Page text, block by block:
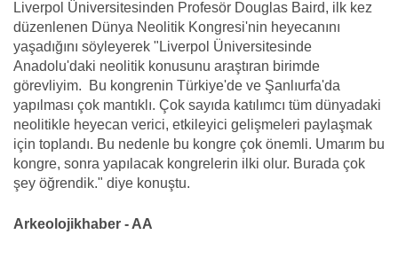
Liverpol Üniversitesinden Profesör Douglas Baird, ilk kez
düzenlenen Dünya Neolitik Kongresi'nin heyecanını
yaşadığını söyleyerek "Liverpol Üniversitesinde
Anadolu'daki neolitik konusunu araştıran birimde
görevliyim. Bu kongrenin Türkiye'de ve Şanlıurfa'da
yapılması çok mantıklı. Çok sayıda katılımcı tüm dünyadaki
neolitikle heyecan verici, etkileyici gelişmeleri paylaşmak
için toplandı. Bu nedenle bu kongre çok önemli. Umarım bu
kongre, sonra yapılacak kongrelerin ilki olur. Burada çok
şey öğrendik." diye konuştu.
Arkeolojikhaber - AA